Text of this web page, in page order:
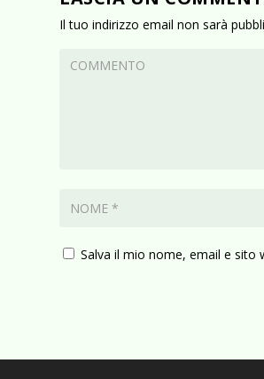
Il tuo indirizzo email non sarà
Salva il mio nome, email e sito